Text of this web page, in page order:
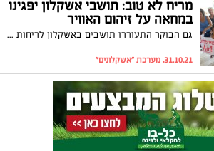
מריח לא טוב: תושבי אשקלון יפגינו
במחאה על זיהום האוויר
גם הבוקר התעוררו תושבים באשקלון לריחות קשים של שריפה הפוגעים באיכות חייהם, אולם למרות תלונות במשרד להגנת הסביבה עדיין לא מצאו את מקור הריחות. מחר צפויה להתקיים הפגנה מול בניין העירייה במחאה על המפגע
31.10.21, מערכת "אשקלונים"